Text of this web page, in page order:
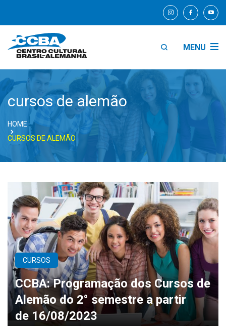
MENU
cursos de alemão
HOME
CURSOS DE ALEMÃO
CURSOS
CCBA: Programação dos Cursos de
Alemão do 2° semestre a partir
de 16/08/2023